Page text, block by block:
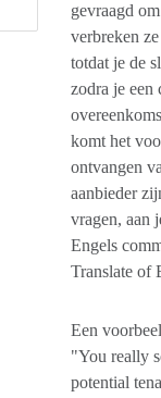
gevraagd
verbreken
totdat je de
zodra je een
komt het
ontvangen
aanbieder
vragen, aan
Engels
Translate of
Een
"You really
potential